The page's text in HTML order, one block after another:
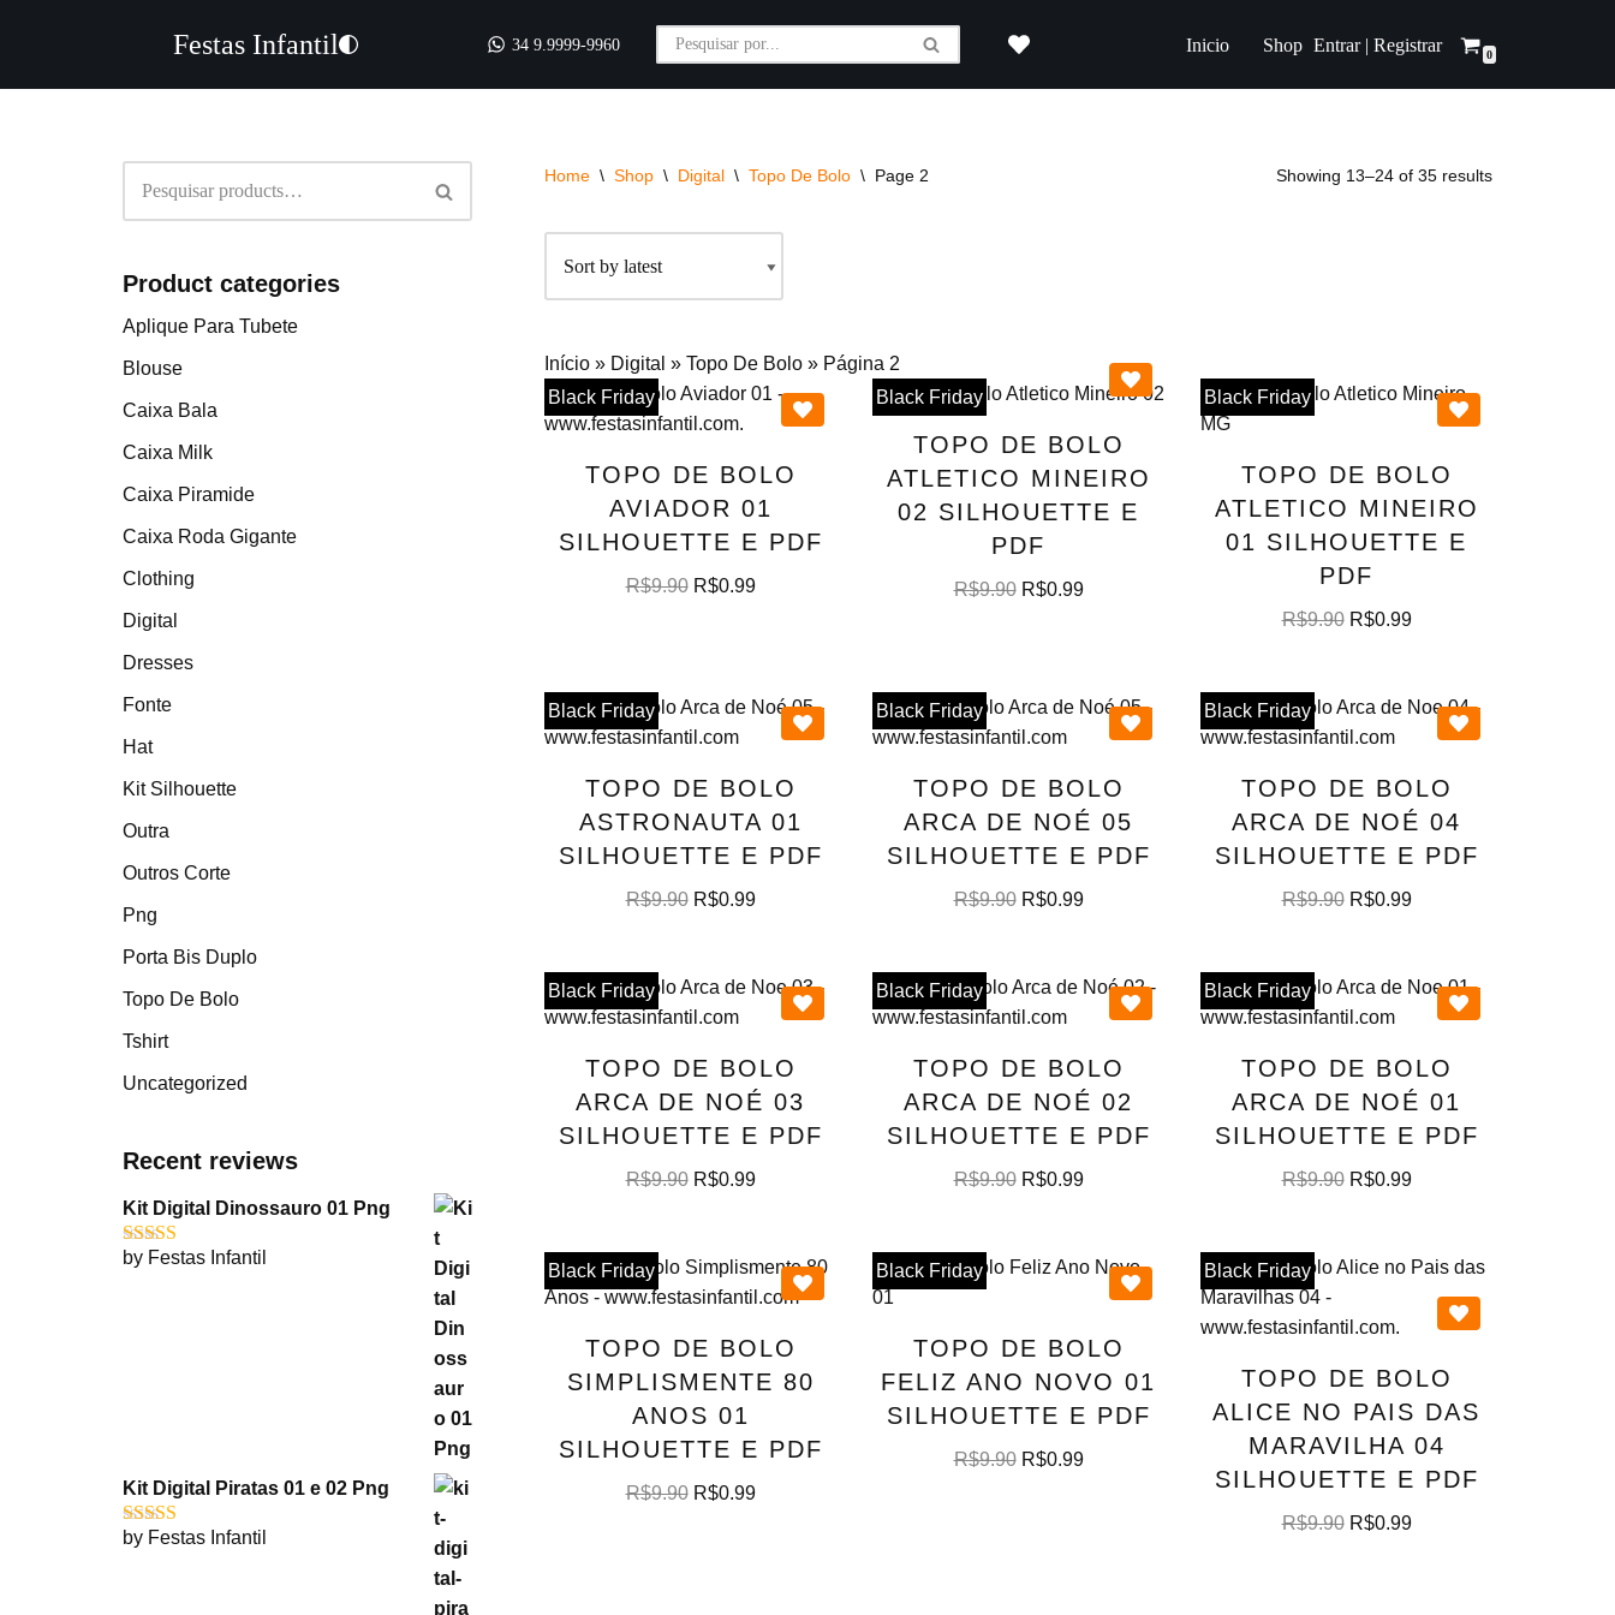
para
Festas Infantil 34 9.9999-9960 Inicio Shop Entrar | Registrar 0
Product categories
Aplique Para Tubete
Blouse
Caixa Bala
Caixa Milk
Caixa Piramide
Caixa Roda Gigante
Clothing
Digital
Dresses
Fonte
Hat
Kit Silhouette
Outra
Outros Corte
Png
Porta Bis Duplo
Topo De Bolo
Tshirt
Uncategorized
Recent reviews
Kit Digital Dinossauro 01 Png
Rated5out
by Festas Infantil
Kit Digital Piratas 01 e 02 Png
Rated5out
by Festas Infantil
Home \ Shop \ Digital \ Topo De Bolo \ Page 2 Showing 13–24 of 35 results
Início » Digital » Topo De Bolo » Página 2
Black Friday
TOPO DE BOLO
AVIADOR 01
SILHOUETTE E PDF
R$9.90 R$0.99
Black Friday
TOPO DE BOLO
ATLETICO MINEIRO
02 SILHOUETTE E
PDF
R$9.90 R$0.99
Black Friday
TOPO DE BOLO
ATLETICO MINEIRO
01 SILHOUETTE E
PDF
R$9.90 R$0.99
Black Friday
TOPO DE BOLO
ASTRONAUTA 01
SILHOUETTE E PDF
R$9.90 R$0.99
Black Friday
TOPO DE BOLO
ARCA DE NOÉ 05
SILHOUETTE E PDF
R$9.90 R$0.99
Black Friday
TOPO DE BOLO
ARCA DE NOÉ 04
SILHOUETTE E PDF
R$9.90 R$0.99
Black Friday
TOPO DE BOLO
ARCA DE NOÉ 03
SILHOUETTE E PDF
R$9.90 R$0.99
Black Friday
TOPO DE BOLO
ARCA DE NOÉ 02
SILHOUETTE E PDF
R$9.90 R$0.99
Black Friday
TOPO DE BOLO
ARCA DE NOÉ 01
SILHOUETTE E PDF
R$9.90 R$0.99
Black Friday
TOPO DE BOLO
SIMPLISMENTE 80
ANOS 01
SILHOUETTE E PDF
R$9.90 R$0.99
Black Friday
TOPO DE BOLO
FELIZ ANO NOVO 01
SILHOUETTE E PDF
R$9.90 R$0.99
Black Friday
TOPO DE BOLO
ALICE NO PAIS DAS
MARAVILHA 04
SILHOUETTE E PDF
R$9.90 R$0.99